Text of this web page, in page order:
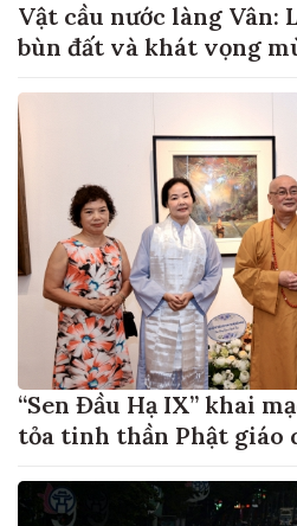
Vật cầu nước làng Vân:
bùn đất và khát vọng
“Sen Đầu Hạ IX” khai
tỏa tinh thần Phật giáo